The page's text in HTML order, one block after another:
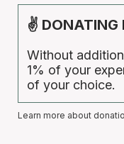
✌ DONATING
Without
1% of your
of your choice.
Learn more about